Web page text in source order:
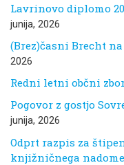
Lavrinovo diplomo
junija, 2026
(Brez)časni Brecht
2026
Redni letni občni
Pogovor z gostjo
junija, 2026
Odprt razpis za
knjižničnega